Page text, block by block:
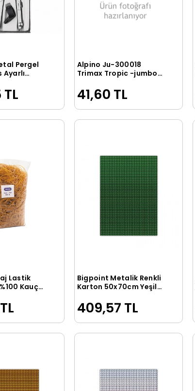
Ekle
Pergel
Ayarlı
Sepete Ekle
Alpino Ju-300018
Trimax Tropic -jumbo
41,60 TL
Ekle
Lastik
Kauçuk
Sepete Ekle
Bigpoint Metalik Renkli
Karton 50x70cm Yeşil
409,57 TL